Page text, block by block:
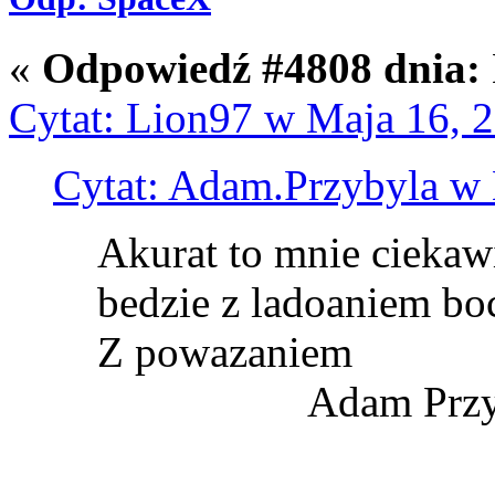
« Odpowiedź #4808 dnia:
Cytat: Lion97 w Maja 16,
Cytat: Adam.Przybyla
Akurat to mnie
bedzie z ladoaniem
Z powazaniem
Adam